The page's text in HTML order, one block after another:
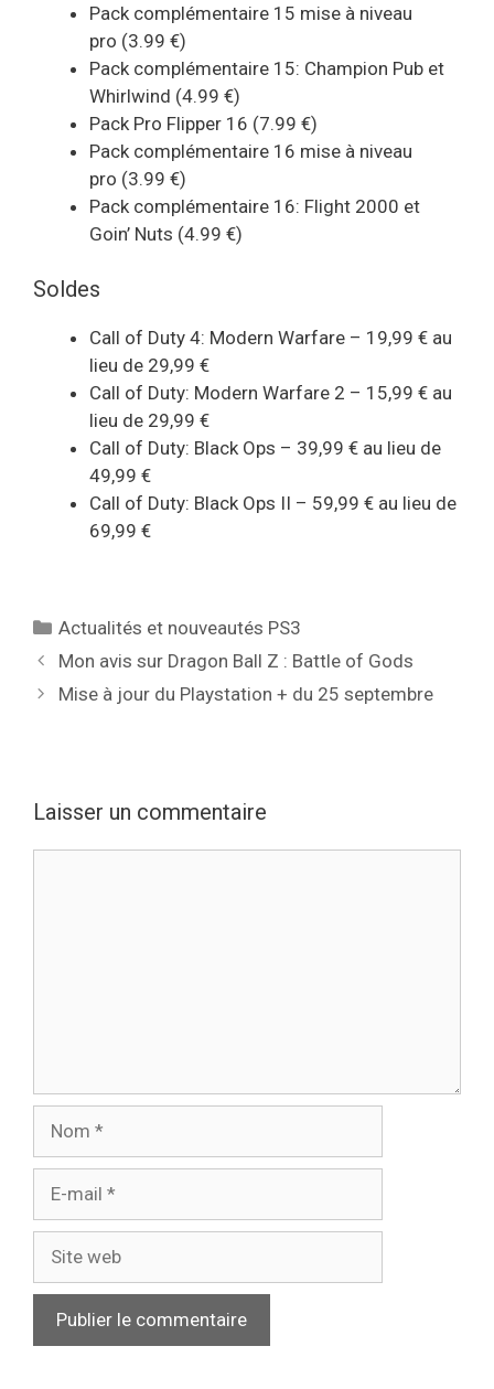
Pack complémentaire 15 mise à niveau
pro (3.99 €)
Pack complémentaire 15: Champion Pub et
Whirlwind (4.99 €)
Pack Pro Flipper 16 (7.99 €)
Pack complémentaire 16 mise à niveau
pro (3.99 €)
Pack complémentaire 16: Flight 2000 et
Goin’ Nuts (4.99 €)
Soldes
Call of Duty 4: Modern Warfare – 19,99 € au
lieu de 29,99 €
Call of Duty: Modern Warfare 2 – 15,99 € au
lieu de 29,99 €
Call of Duty: Black Ops – 39,99 € au lieu de
49,99 €
Call of Duty: Black Ops II – 59,99 € au lieu de
69,99 €
Catégories
Actualités et nouveautés PS3
Mon avis sur Dragon Ball Z : Battle of Gods
Mise à jour du Playstation + du 25 septembre
Laisser un commentaire
mail
web